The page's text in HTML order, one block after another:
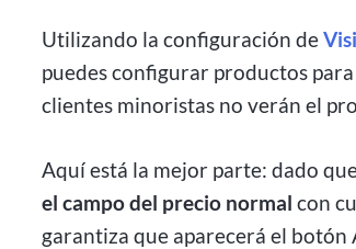
Utilizando la configuración de
puedes configurar productos
clientes minoristas no verán el
Aquí está la mejor parte: dado
el campo del precio normal con
garantiza que aparecerá el